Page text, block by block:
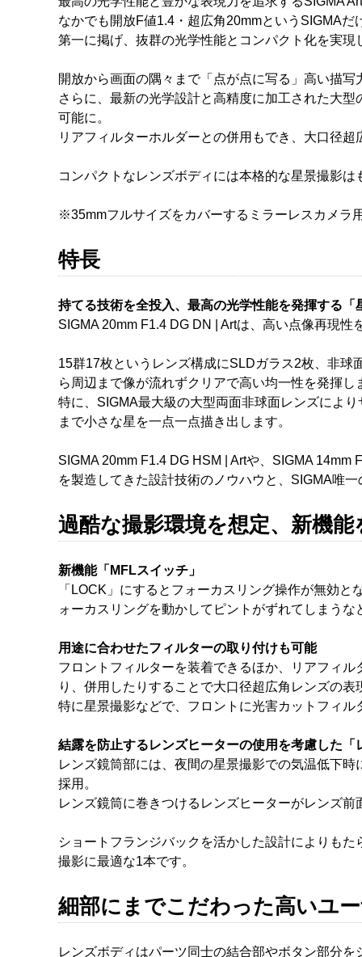
なかでも開放F値1.4・超広角20mmというSIGMA
第一に掲げ、抜群の光学性能とコンパクト化を実現
開放から画面の隅々まで「点が点に写る」高い描
さらに、最新の光学設計と高精度に加工された大
可能に。
リアフィルターホルダーとの併用もでき、大口径
コンパクトなレンズボディには本格的な星景撮影
※35mmフルサイズをカバーするミラーレスカメラ
特長
持てる技術を全投入、最高の光学性能を発揮する「
SIGMA 20mm F1.4 DG DN | Artは、高い点像再現
15群17枚というレンズ構成にSLDガラス2枚、非
ら周辺まで像が流れずクリアで高い均一性を発揮し
特に、SIGMA最大級の大型両面非球面レンズによ
まで小さな星を一点一点描き出します。
SIGMA 20mm F1.4 DG HSM | Artや、SIGMA
を製造してきた設計技術のノウハウと、SIGMA唯
過酷な撮影環境を想定、新機
新機能「MFLスイッチ」
「LOCK」にするとフォーカスリング操作が無効
ォーカスリングを動かしてピントがずれてしまう
用途に合わせたフィルターの取り付けも可能
フロントフィルターを装着できるほか、リアフィ
り、併用したりすることで大口径超広角レンズの表
特に星景撮影などで、フロントに光害カットフィ
結露を防止するレンズヒーターの使用を考慮した「
レンズ鏡筒部には、夜間の星景撮影での気温低下
採用。
レンズ鏡筒に巻きつけるレンズヒーターがレンズ
ショートフランジバックを活かした設計によりも
撮影に最適な1本です。
細部にまでこだわった高いユ
レンズボディはパーツ同士の結合部やボタン部分